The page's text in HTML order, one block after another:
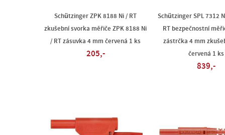
Schützinger ZPK 8188 Ni / RT
zkušební svorka měřiče ZPK 8188 Ni
/ RT zásuvka 4 mm červená 1 ks
205,-
Schützinger SPL 7312
RT bezpečnostní
zástrčka 4 mm
červená 1 ks
839,-